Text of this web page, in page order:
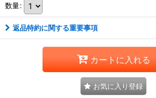
数量:
返品特約に関する重要事項
カートに入れる
お気に入り登録